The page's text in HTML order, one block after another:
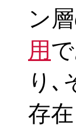
ン
用
り､
存